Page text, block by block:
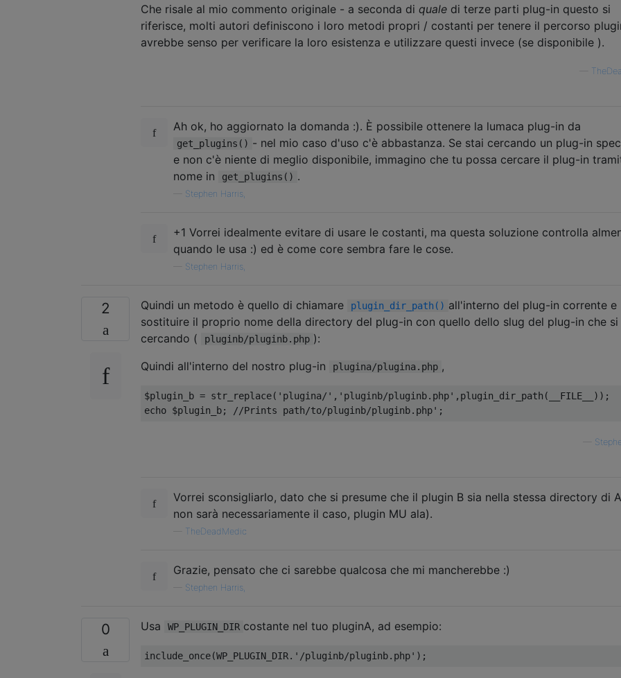
Che risale al mio commento originale - a seconda di quale di terze parti plug-in questo si
riferisce, molti autori definiscono i loro metodi propri / costanti per tenere il percorso
avrebbe senso per verificare la loro esistenza e utilizzare questi invece (se disponibile ).
Ah ok, ho aggiornato la domanda :). È possibile ottenere la lumaca plug-in da
get_plugins() - nel mio caso d'uso c'è abbastanza. Se stai cercando un plug-in
e non c'è niente di meglio disponibile, immagino che tu possa cercare il plug-in
nome in
get_plugins() .
Stephen Harris,
+1 Vorrei idealmente evitare di usare le costanti, ma questa soluzione controlla
quando le usa :) ed è come core sembra fare le cose.
Stephen Harris,
2 Quindi un metodo è quello di chiamare plugin_dir_path() all'interno del plug-in corrente e
sostituire il proprio nome della directory del plug-in con quello dello slug del plug-in che si
cercando (
pluginb/pluginb.php ):
Quindi all'interno del nostro plug-in
plugina/plugina.php ,
$plugin_b = str_replace( 'plugina/' , 'pluginb/pluginb.php' , plugin_dir_path ( __FILE__
));
echo $plugin_b; //Prints path/to/pluginb/pluginb.php';
Vorrei sconsigliarlo, dato che si presume che il plugin B sia nella stessa directory di
non sarà necessariamente il caso, plugin MU ala).
TheDeadMedic
Grazie, pensato che ci sarebbe qualcosa che mi mancherebbe :)
Stephen Harris,
0 Usa WP_PLUGIN_DIR costante nel tuo pluginA, ad esempio:
include_once(WP_PLUGIN_DIR. '/pluginb/pluginb.php' );